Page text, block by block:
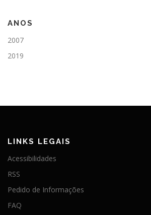
ANOS
2007
2019
LINKS LEGAIS
Acessibilidades
RSS
Pedido de Informações
FAQ